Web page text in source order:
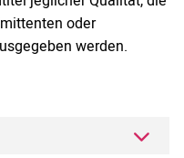
oder
werden.